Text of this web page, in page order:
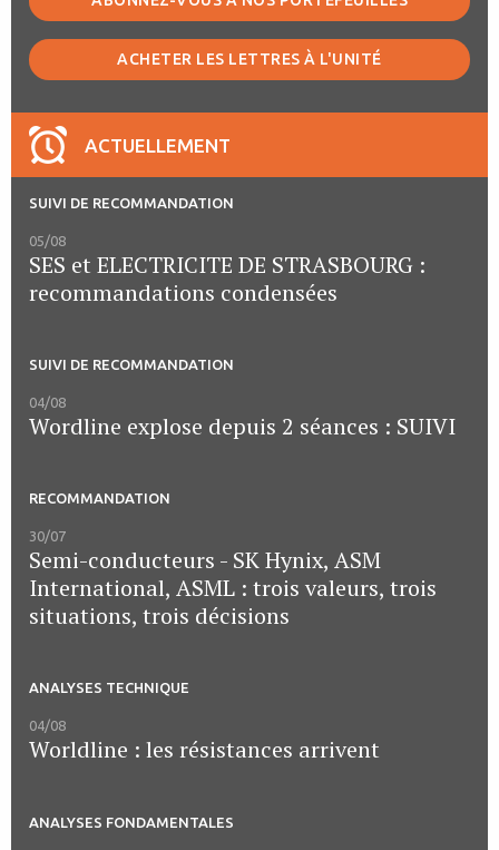
ACHETER LES LETTRES À L'UNITÉ
ACTUELLEMENT
SUIVI DE RECOMMANDATION
05/08
SES et ELECTRICITE DE STRASBOURG :
recommandations condensées
SUIVI DE RECOMMANDATION
04/08
Wordline explose depuis 2 séances : SUIVI
RECOMMANDATION
30/07
Semi-conducteurs - SK Hynix, ASM
International, ASML : trois valeurs, trois
situations, trois décisions
ANALYSES TECHNIQUE
04/08
Worldline : les résistances arrivent
ANALYSES FONDAMENTALES